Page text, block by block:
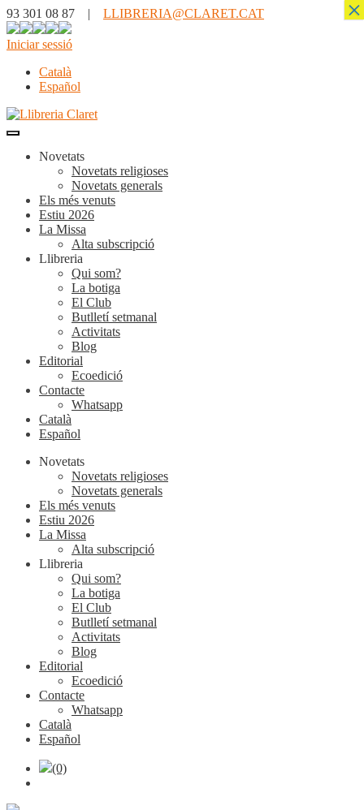
93 301 08 87 | LLIBRERIA@CLARET.CAT
Iniciar sessió
Català
Español
Novetats
Novetats religioses
Novetats generals
Els més venuts
Estiu 2026
La Missa
Alta subscripció
Llibreria
Qui som?
La botiga
El Club
Butlletí setmanal
Activitats
Blog
Editorial
Ecoedició
Contacte
Whatsapp
Català
Español
Novetats
Novetats religioses
Novetats generals
Els més venuts
Estiu 2026
La Missa
Alta subscripció
Llibreria
Qui som?
La botiga
El Club
Butlletí setmanal
Activitats
Blog
Editorial
Ecoedició
Contacte
Whatsapp
Català
Español
(0)
×